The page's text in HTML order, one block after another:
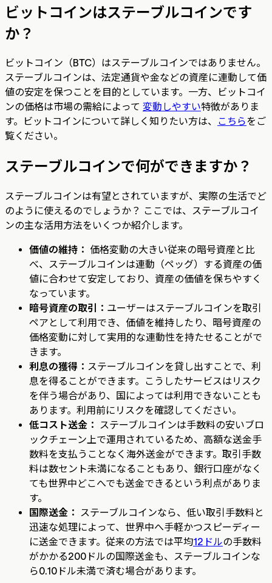
ビットコインはステーブルコインです
か？
ビットコイン（BTC）はステーブルコインではありません。
ステーブルコインは、法定通貨や金などの資産に連動して価
値の安定を保つことを目的としています。一方、ビットコイ
ンの価格は市場の需給によって 変動しやすい特徴がありま
す。ビットコインについて詳しく知りたい方は、
こちらをご
覧ください。
ステーブルコインで何ができますか？
ステーブルコインは有望とされていますが、実際の生活でど
のように使えるのでしょうか？ ここでは、ステーブルコイ
ンの主な活用方法をいくつか紹介します。
価値の維持：
価格変動の大きい従来の暗号資産と比
べ、ステーブルコインは連動（ペッグ）する資産の価
値に合わせて安定しており、資産の価値を保ちやすく
なっています。
暗号資産の取引： ユーザーはステーブルコインを取引
ペアとして利用でき、価値を維持したり、暗号資産の
価格変動に対して実用的な連動性を持たせることがで
きます。
利息の獲得： ステーブルコインを貸し出すことで、利
息を得ることができます。こうしたサービスはリスク
を伴う場合があり、国によっては利用できないことも
あります。利用前にリスクを確認してください。‍
低コスト送金：
ステーブルコインは手数料の安いブロ
ックチェーン上で運用されているため、高額な送金手
数料を支払うことなく海外送金ができます。取引手数
料は数セント未満になることもあり、銀行口座がなく
ても世界中どこへでも送金できるという利点がありま
す。
国際送金：
ステーブルコインなら、低い取引手数料と
迅速な処理によって、世界中へ手軽かつスピーディー
に送金できます。従来の方法では平均12ドルの手数料
がかかる200ドルの国際送金も、ステーブルコインな
ら0.10ドル未満で済む場合があります。